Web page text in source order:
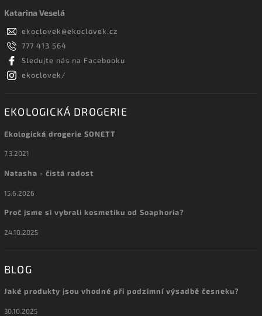
Katarina Veselá
ekoclovek@ekoclovek.cz
777 413 564
Sledujte nás na Facebooku
ekoclovek/
EKOLOGICKÁ DROGERIE
Ekologická drogerie SONETT
7.3.2021
Natasha - čistá radost
15.6.2026
Proč jsme si vybrali kosmetiku od Soaphoria?
24.10.2025
BLOG
Jaké produkty jsou vhodné při podzimní výsadbě česneku?
30.10.2025